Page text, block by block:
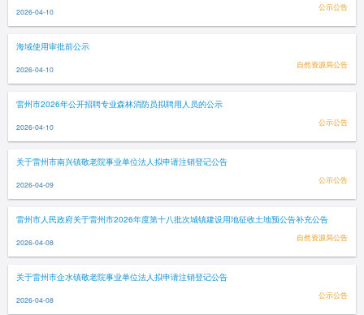
2026-04-10 公示公告
海域使用审批前公示
2026-04-10 自然资源局公告
雷州市2026年公开招聘专业森林消防员拟聘用人员的公示
2026-04-10 公示公告
关于雷州市南兴镇敬老院事业单位法人拟申请注销登记公告
2026-04-09 公示公告
雷州市人民政府关于雷州市2026年度第十八批次城镇建设用地征收土地预公告补充公告
2026-04-08 自然资源局公告
关于雷州市企水镇敬老院事业单位法人拟申请注销登记公告
2026-04-08 公示公告